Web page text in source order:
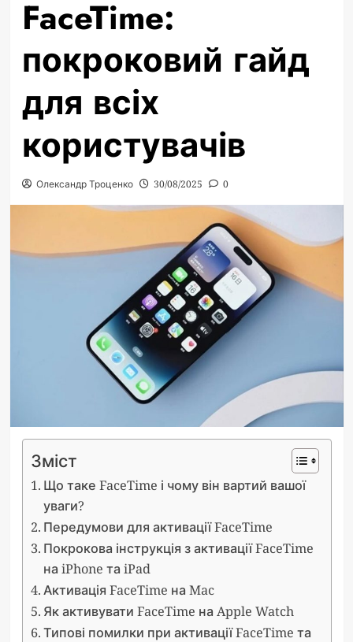
FaceTime:
покроковий гайд
для всіх
користувачів
Олександр Троценко 30/08/2025 0
Зміст
Що таке FaceTime і чому він вартий вашої
уваги?
Передумови для активації FaceTime
Покрокова інструкція з активації FaceTime
на iPhone та iPad
Активація FaceTime на Mac
Як активувати FaceTime на Apple Watch
Типові помилки при активації FaceTime та